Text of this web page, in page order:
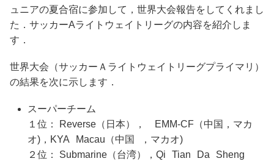
ュニアの夏合宿に参加して，世界大会報告をしてくれまし
た．サッカーAライトウェイトリーグの内容を紹介しま
す．
世界大会（サッカーＡライトウェイトリーグプライマリ）
の結果を次に示します．
スーパーチーム
１位： Reverse（日本）， EMM‐CF（中国，マカ
オ)，KYA Macau（中国 ，マカオ)
２位： Submarine（台湾），Qi Tian Da Sheng